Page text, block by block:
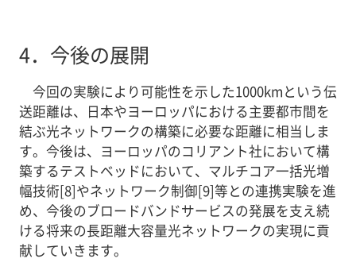
4． 今後の展開
今回の実験により可能性を示した1000kmという伝
送距離は、日本やヨーロッパにおける主要都市間を
結ぶ光ネットワークの構築に必要な距離に相当しま
す。今後は、ヨーロッパのコリアント社において構
築するテストベッドにおいて、マルチコア一括光増
幅技術[8]やネットワーク制御[9]等との連携実験を進
め、今後のブロードバンドサービスの発展を支え続
ける将来の長距離大容量光ネットワークの実現に貢
献していきます。